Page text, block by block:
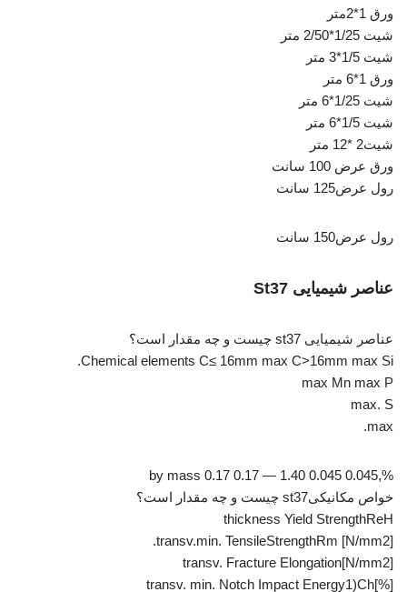
ورق 1*2متر
شیت 1/25*2/50 متر
شیت 1/5*3 متر
ورق 1*6 متر
شیت 1/25*6 متر
شیت 1/5*6 متر
شیت2 *12 متر
ورق عرض 100 سانت
رول عرض125 سانت
رول عرض150 سانت
عناصر شیمیایی St37
عناصر شیمیایی st37 چیست و چه مقدار است؟
Chemical elements C≤ 16mm max C>16mm max Si.
max Mn max P
max. S
max.
%,by mass 0.17 0.17 — 1.40 0.045 0.045
خواص مکانیکیst37 چیست و چه مقدار است؟
thickness Yield StrengthReH
[N/mm2] transv.min. TensileStrengthRm.
[N/mm2]transv. Fracture Elongation
[%]transv. min. Notch Impact Energy1)Ch